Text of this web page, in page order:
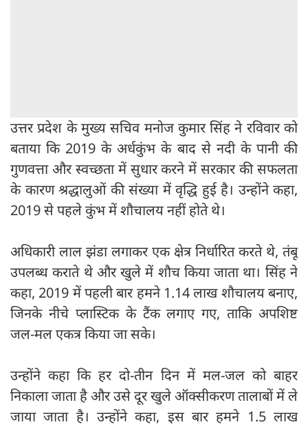
उत्तर प्रदेश के मुख्य सचिव मनोज कुमार सिंह ने रविवार को
बताया कि 2019 के अर्धकुंभ के बाद से नदी के पानी की
गुणवत्ता और स्वच्छता में सुधार करने में सरकार की सफलता
के कारण श्रद्धालुओं की संख्या में वृद्धि हुई है। उन्होंने कहा,
2019 से पहले कुंभ में शौचालय नहीं होते थे।
अधिकारी लाल झंडा लगाकर एक क्षेत्र निर्धारित करते थे, तंबू
उपलब्ध कराते थे और खुले में शौच किया जाता था। सिंह ने
कहा, 2019 में पहली बार हमने 1.14 लाख शौचालय बनाए,
जिनके नीचे प्लास्टिक के टैंक लगाए गए, ताकि अपशिष्ट
जल-मल एकत्र किया जा सके।
उन्होंने कहा कि हर दो-तीन दिन में मल-जल को बाहर
निकाला जाता है और उसे दूर खुले ऑक्सीकरण तालाबों में ले
जाया जाता है। उन्होंने कहा, इस बार हमने 1.5 लाख